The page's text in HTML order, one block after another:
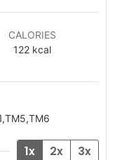
CALORIES
122 kcal
1x 2x 3x